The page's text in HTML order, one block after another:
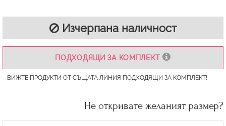
Изчерпана наличност
ПОДХОДЯЩИ ЗА КОМПЛЕКТ
ВИЖТЕ ПРОДУКТИ ОТ СЪЩАТА ЛИНИЯ ПОДХОДЯЩИ ЗА КОМПЛЕКТ!
Не откривате желаният размер?